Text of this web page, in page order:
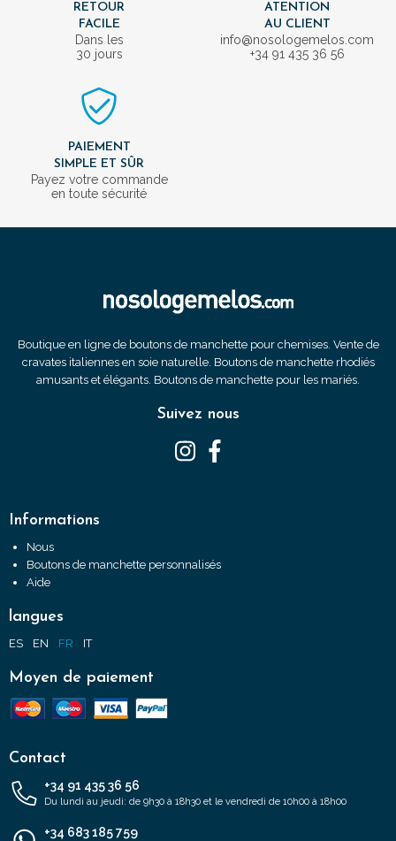
RETOUR
FACILE
Dans les
30 jours
ATENTION
AU CLIENT
info@nosologemelos.com
+34 91 435 36 56
PAIEMENT
SIMPLE ET SÛR
Payez votre commande
en toute sécurité
Boutique en ligne de boutons de manchette pour chemises. Vente de
cravates italiennes en soie naturelle. Boutons de manchette rhodiés
amusants et élégants. Boutons de manchette pour les mariés.
Suivez nous
Informations
Nous
Boutons de manchette personnalisés
Aide
langues
ES EN FR IT
Moyen de paiement
Contact
+34 91 435 36 56
Du lundi au jeudi: de 9h30 à 18h30 et le vendredi de 10h00 à 18h00
+34 683 185 759